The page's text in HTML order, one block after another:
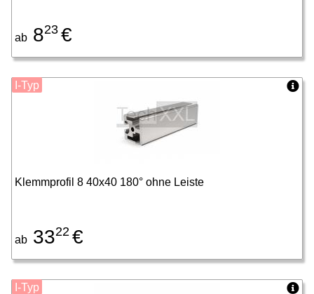
ab 823 €
Klemmprofil 8 40x40 180° ohne Leiste
ab 3322 €
I-Typ
I-Typ